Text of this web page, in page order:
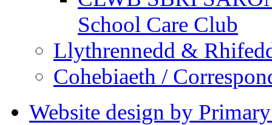
School Care Club
Llythrennedd &
Cohebiaeth /
Website design by